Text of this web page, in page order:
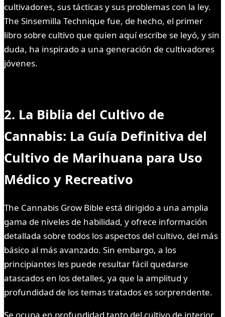
cultivadores, sus tácticas y sus problemas con la ley.
The Sinsemilla Technique fue, de hecho, el primer
libro sobre cultivo que quien aquí escribe se leyó, y sin
duda, ha inspirado a una generación de cultivadores
jóvenes.
2. La Biblia del Cultivo de
Cannabis: La Guía Definitiva del
Cultivo de Marihuana para Uso
Médico y Recreativo
The Cannabis Grow Bible está dirigido a una amplia
gama de niveles de habilidad, y ofrece información
detallada sobre todos los aspectos del cultivo, del más
básico al más avanzado. Sin embargo, a los
principiantes les puede resultar fácil quedarse
atascados en los detalles, ya que la amplitud y
profundidad de los temas tratados es sorprendente.